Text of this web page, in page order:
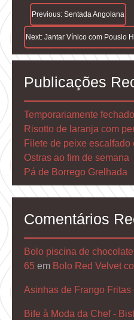
Navegação
De
Artigos
Previous: Sentada Angolana
Next: Jantar Vínico com Pousio
Publicações
Temporariamente
Risotto de laranja com
Filete de peixe escalfado
Ostras ao fim de semana
Pá de Borrego Grelhada
Comentários
Bolo piscina de
65 em Bolo Red Velvet
Asinhas de Frango Fritas
Bife à Moda da Chef -